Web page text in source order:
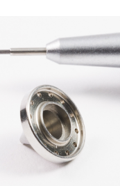
0574-63-4484
受付時間 8:30-17:30 (平日